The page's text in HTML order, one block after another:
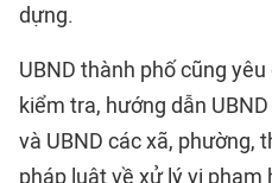
dựng.
UBND thành phố cũng
kiểm tra, hướng dẫn
và UBND các xã, phường,
pháp luật về xử lý vi